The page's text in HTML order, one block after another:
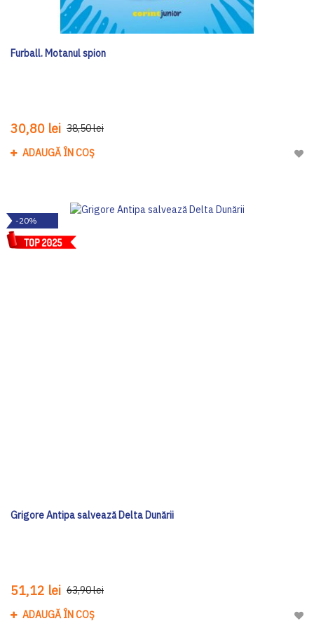
Furball. Motanul spion
30,80 lei 38,50 lei
ADAUGĂ ÎN COȘ
-20%
Grigore Antipa salvează Delta Dunării
51,12 lei 63,90 lei
ADAUGĂ ÎN COȘ